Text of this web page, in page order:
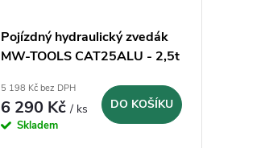
Pojízdný hydraulický zvedák
MW-TOOLS CAT25ALU - 2,5t
5 198 Kč bez DPH
6 290 Kč/ ks
Skladem
DO KOŠÍKU